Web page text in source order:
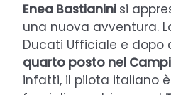
Enea Bastianini si
una nuova avventura.
Ducati Ufficiale e dopo
quarto posto nel
infatti, il pilota italiano